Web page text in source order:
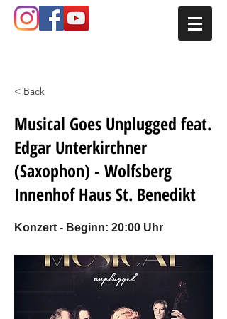
< Back
Musical Goes Unplugged feat.
Edgar Unterkirchner
(Saxophon) - Wolfsberg
Innenhof Haus St. Benedikt
Konzert - Beginn: 20:00 Uhr